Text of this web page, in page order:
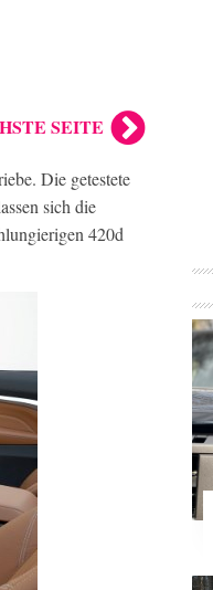
SEITE
Die getestete
sich die
420d